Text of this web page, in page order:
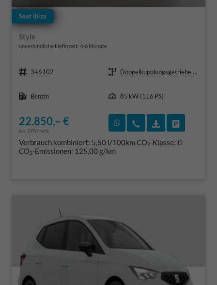
Seat Ibiza
Style
unverbindliche Lieferzeit: 4-6 Monate
346102
Doppelkupplungsgetriebe (DSG)
Benzin
85 kW (116 PS)
22.850,– €
incl. 19% MwSt.
Rückruf vereinbaren
Wir rufen Sie an
Verbrauch kombiniert: 5,50 l/100kmCO2-Klasse: D
CO2-Emissionen: 125,00 g/km